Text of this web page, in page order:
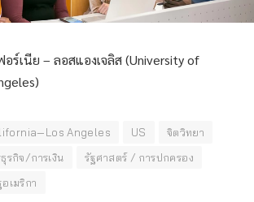
ร์เนีย – ลอสแองเจลิส (University of
Angeles US
จิตวิทยา
รกิจ/การเงิน
รัฐศาสตร์ / การปกครอง
เมริกา